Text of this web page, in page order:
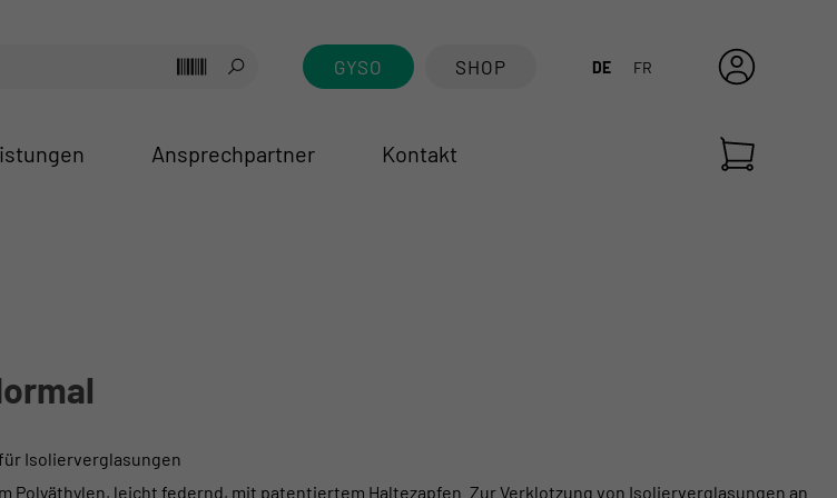
GYSO SHOP DE FR
Ansprechpartner Kontakt
Isolierverglasungen
Polyäthylen, leicht federnd, mit patentiertem Haltezapfen. Zur Verklotzung von Isolierverglasungen an